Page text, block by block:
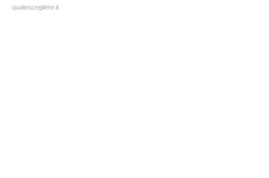
qualescegliere.it